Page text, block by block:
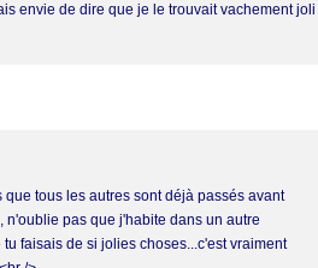
envie de dire que je le trouvait vachement joli
tous les autres sont déjà passés avant
n'oublie pas que j'habite dans un autre
faisais de si jolies choses...c'est vraiment